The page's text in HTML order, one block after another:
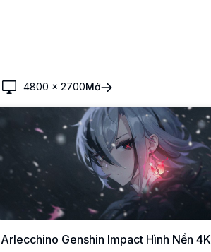
4800 × 2700Mở
Arlecchino Genshin Impact Hình Nền 4K